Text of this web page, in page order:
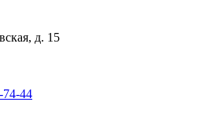
д. 15
74-44